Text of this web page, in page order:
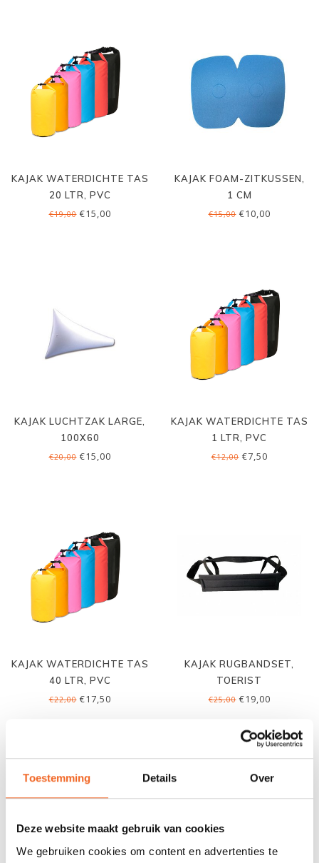
Toestemming Details Over
Deze website maakt gebruik van cookies
We gebruiken cookies om content en advertenties te
KAJAK WATERDICHTE TAS
20 LTR, PVC
€19,00€15,00
KAJAK FOAM-ZITKUSSEN,
1 CM
€15,00€10,00
KAJAK LUCHTZAK LARGE,
100X60
€20,00€15,00
KAJAK WATERDICHTE TAS
1 LTR, PVC
€12,00€7,50
KAJAK WATERDICHTE TAS
40 LTR, PVC
€22,00€17,50
KAJAK RUGBANDSET,
TOERIST
€25,00€19,00